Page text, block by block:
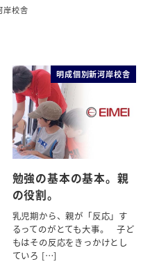
岸校舎
明成個別新河岸校舎
勉強の基本の基本。親
の役割。
乳児期から、親が「反応」す
るってのがとても大事。 子ど
もはその反応をきっかけとし
ていろ […]